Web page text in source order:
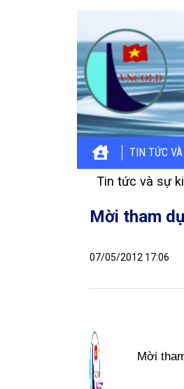
TIN TỨC
Tin tức và sự
Mời tham
07/05/2012 17:06
Mời